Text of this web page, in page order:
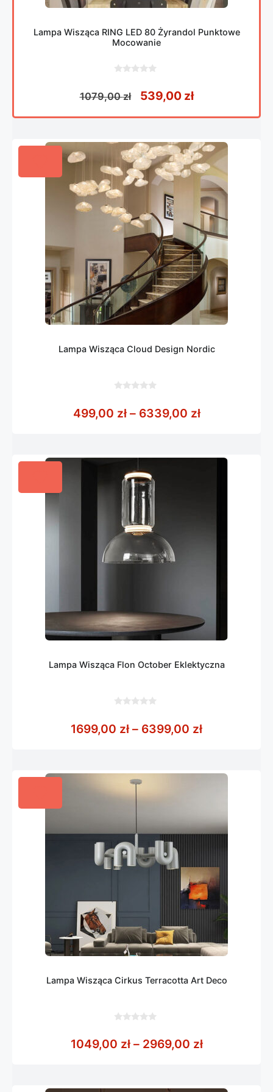
Lampa Wisząca RING LED 80 Żyrandol Punktowe
Mocowanie
5
1079,00zł Pierwotna cena
539,00 złAktualna
Lampa Wisząca Cloud Design Nordic
5
499,00 zł – 6339,00 złZakres cen:
Lampa Wisząca Flon October Eklektyczna
5
1699,00 zł – 6399,00 złZakres cen:
Lampa Wisząca Cirkus Terracotta Art Deco
5
1049,00 zł – 2969,00 złZakres cen: